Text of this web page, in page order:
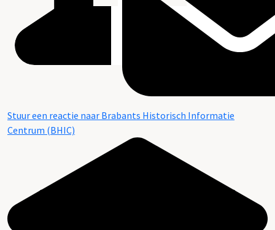
Stuur een reactie naar Brabants Historisch Informatie
Centrum (BHIC)